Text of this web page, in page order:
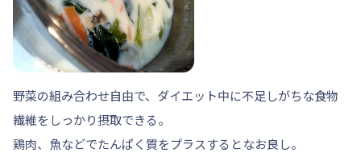
野菜の組み合わせ自由で、ダイエット中に不足しがちな食物
繊維をしっかり摂取できる。
鶏肉、魚などでたんぱく質をプラスするとなお良し。